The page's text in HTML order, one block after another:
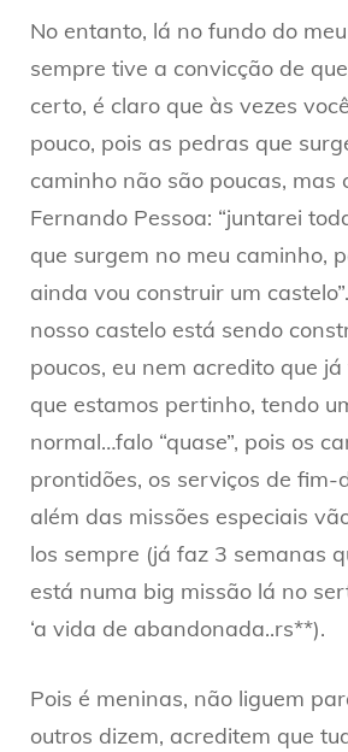
No entanto, lá no fundo do
sempre tive a convicção de
certo, é claro que às vezes
pouco, pois as pedras que
caminho não são poucas, mas
Fernando Pessoa: “juntarei
que surgem no meu caminho,
ainda vou construir um
nosso castelo está sendo
poucos, eu nem acredito que
que estamos pertinho, tendo
normal…falo “quase”, pois os
prontidões, os serviços de fim-
além das missões especiais
los sempre (já faz 3 semanas
está numa big missão lá no
‘a vida de abandonada..rs**).
Pois é meninas, não liguem
outros dizem, acreditem que